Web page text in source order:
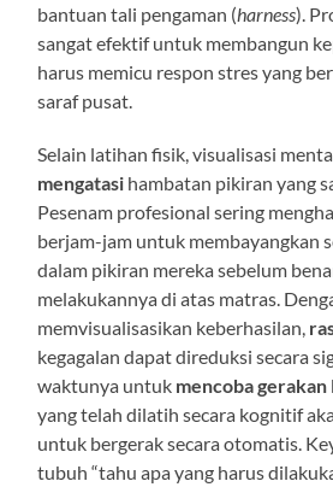
bantuan tali pengaman (harness).
sangat efektif untuk membangun
harus memicu respon stres yang
saraf pusat.
Selain latihan fisik, visualisasi
mengatasi hambatan pikiran yang
Pesenam profesional sering
berjam-jam untuk membayangkan
dalam pikiran mereka sebelum
melakukannya di atas matras.
memvisualisasikan keberhasilan,
kegagalan dapat direduksi secara
waktunya untuk mencoba gerakan
yang telah dilatih secara kognitif
untuk bergerak secara otomatis.
tubuh “tahu apa yang harus